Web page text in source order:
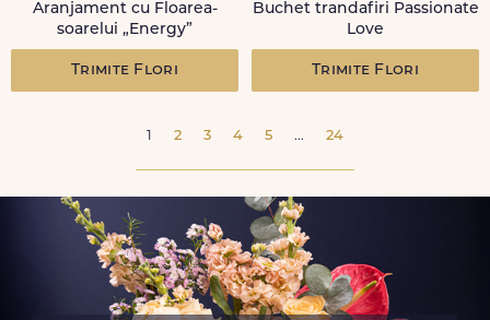
Aranjament cu Floarea-
soarelui „Energy”
Trimite Flori
Buchet trandafiri Passionate
Love
Trimite Flori
1 2 3 4 5 ... 24